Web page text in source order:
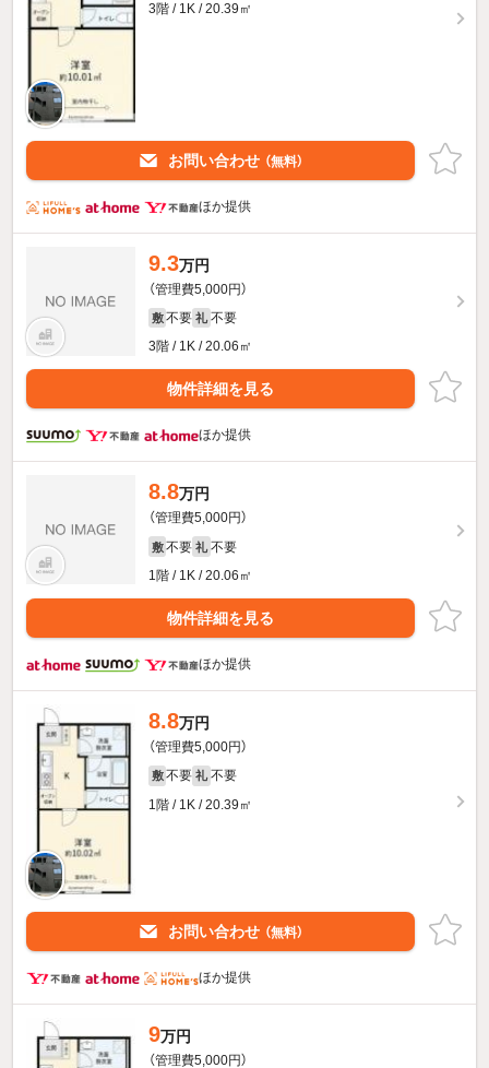
3階 / 1K / 20.39㎡
お問い合わせ （無料）
ほか提供
9.3万円
（管理費5,000円）
敷 不要 礼 不要
3階 / 1K / 20.06㎡
物件詳細を見る
ほか提供
8.8万円
（管理費5,000円）
敷 不要 礼 不要
1階 / 1K / 20.06㎡
物件詳細を見る
ほか提供
8.8万円
（管理費5,000円）
敷 不要 礼 不要
1階 / 1K / 20.39㎡
お問い合わせ （無料）
ほか提供
9万円
（管理費5,000円）